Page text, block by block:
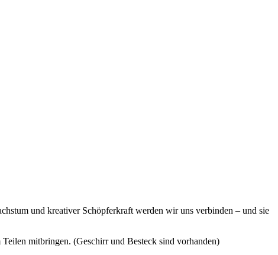
und kreativer Schöpferkraft werden wir uns verbinden – und sie
mitbringen. (Geschirr und Besteck sind vorhanden)